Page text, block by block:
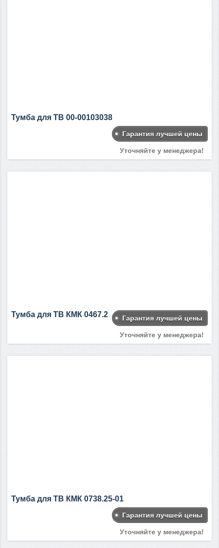
Тумба для ТВ 00-00103038
Гарантия лучшей цены
Уточняйте у менеджера!
Тумба для ТВ КМК 0467.2 Гарантия лучшей цены
Уточняйте у менеджера!
Тумба для ТВ КМК 0738.25-01
Гарантия лучшей цены
Уточняйте у менеджера!